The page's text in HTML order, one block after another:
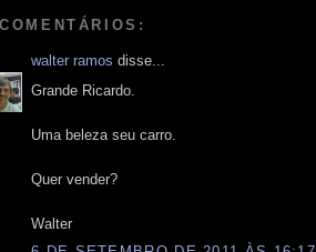
walter ramos disse...
Grande Ricardo.
Uma beleza seu carro.
Quer vender?
Walter